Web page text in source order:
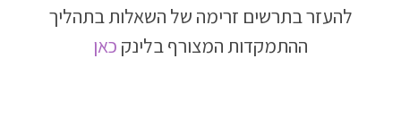
להעזר בתרשים זרימה של השאלות בתהליך
ההתמקדות המצורף בלינק כאן